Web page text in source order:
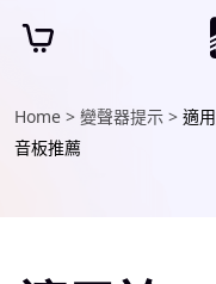
Home > 變聲器提示 > 適
音板推薦